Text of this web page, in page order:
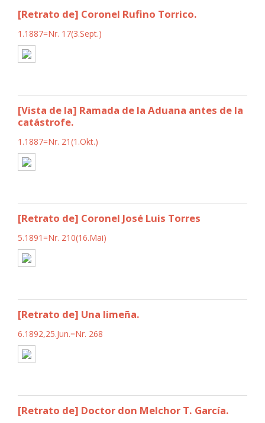
[Retrato de] Coronel Rufino Torrico.
1.1887=Nr. 17(3.Sept.)
[Vista de la] Ramada de la Aduana antes de la
catástrofe.
1.1887=Nr. 21(1.Okt.)
[Retrato de] Coronel José Luis Torres
5.1891=Nr. 210(16.Mai)
[Retrato de] Una limeña.
6.1892,25.Jun.=Nr. 268
[Retrato de] Doctor don Melchor T. García.